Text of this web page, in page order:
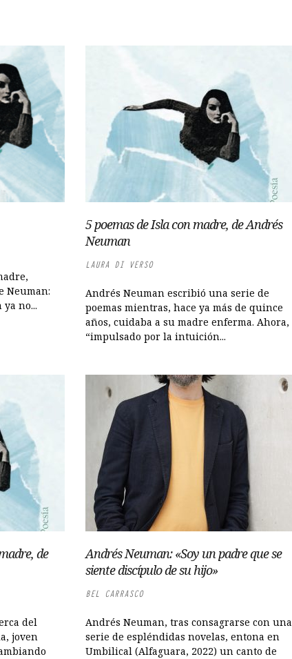
Neuman:
no...
5 poemas de Isla con madre, de Andrés
Neuman
LAURA DI VERSO
Andrés Neuman escribió una serie de
poemas mientras, hace ya más de quince
años, cuidaba a su madre enferma. Ahora,
“impulsado por la intuición...
de
del
joven
Andrés Neuman: «Soy un padre que se
siente discípulo de su hijo»
BEL CARRASCO
Andrés Neuman, tras consagrarse con una
serie de espléndidas novelas, entona en
Umbilical (Alfaguara, 2022) un canto de